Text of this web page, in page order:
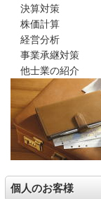
決算対策
株価計算
経営分析
事業承継対策
他士業の紹介
個人のお客様